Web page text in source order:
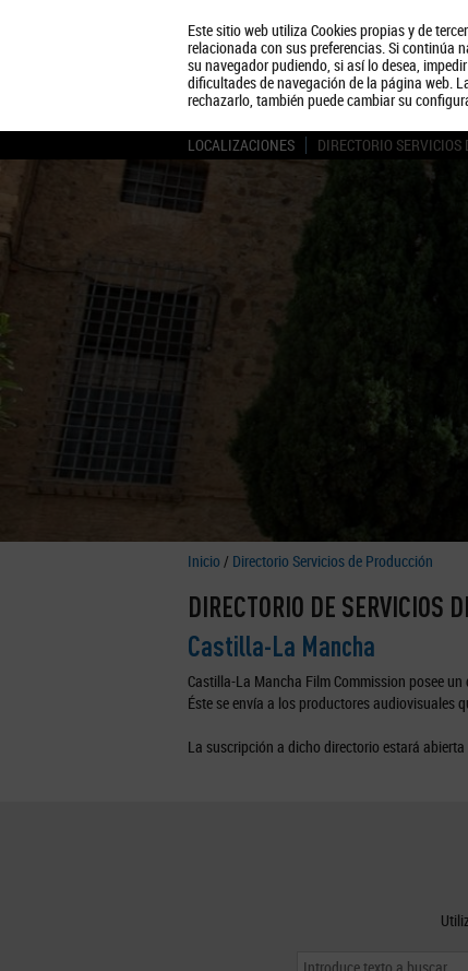
Este sitio web utiliza Cookies propias y de
relacionada con sus preferencias. Si continúa
su navegador pudiendo, si así lo desea,
dificultades de navegación de la página web.
rechazarlo, también puede cambiar su
LOCALIZACIONES DIRECTORIO SERVICIOS
Inicio / Directorio Servicios de Producción
DIRECTORIO DE SERVICIOS
Castilla-La Mancha
Castilla-La Mancha Film Commission posee
Éste se envía a los productores audiovisuales
La suscripción a dicho directorio estará